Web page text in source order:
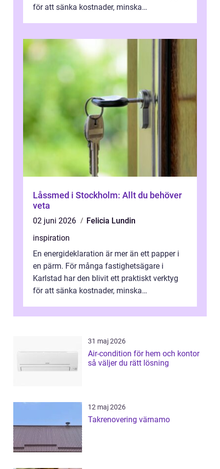
för att sänka kostnader, minska
Låssmed i Stockholm: Allt du behöver
veta
02 juni 2026
Felicia Lundin
inspiration
En energideklaration är mer än ett papper i
en pärm. För många fastighetsägare i
Karlstad har den blivit ett praktiskt verktyg
för att sänka kostnader, minska
31 maj 2026
Air-condition för hem och kontor
så väljer du rätt lösning
12 maj 2026
Takrenovering värnamo